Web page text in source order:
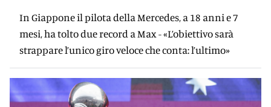
In Giappone il pilota della Mercedes, a 18 anni e 7
mesi, ha tolto due record a Max - «L’obiettivo sarà
strappare l’unico giro veloce che conta: l’ultimo»